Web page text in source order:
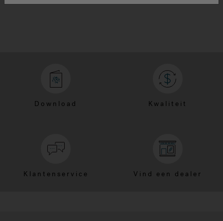
Download Kwaliteit
Klantenservice Vind een dealer